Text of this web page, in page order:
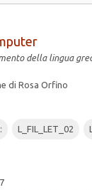
della lingua
di Rosa Orfino
L_FIL_LET_02